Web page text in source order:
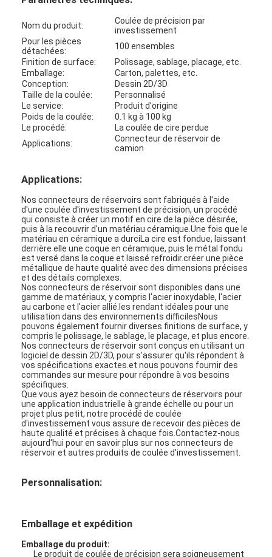
Contrôle de qualité
Contactez-nous
Bande adhésive d'isolation
Bande d'isolation de tissu en verre
Ruban adhésif de tissu en verre
Ruban adhésif de film de Polyimide
Ruban adhésif de papier d'aluminium
Bande de tissu en verre de papier d'aluminium
L'aluminium a fait face au papier d'emballage
Tissu de fibre de verre de papier d'aluminium
Bande de canevas d'aluminium
Ruban adhésif de tissu
Ruban adhésif dégrossi par double
Ruban adhésif d'ANIMAL FAMILIER
Nom du produit:
Coulée de précision par
investissement
Pour les pièces
détachées:
100 ensembles
Finition de surface:
Polissage, sablage, placage, etc.
Emballage:
Carton, palettes, etc.
Conception:
Dessin 2D/3D
Taille de la coulée:
Personnalisé
Le service:
Produit d'origine
Poids de la coulée:
0.1 kg à 100 kg
Le procédé:
La coulée de cire perdue
Applications:
Connecteur de réservoir de
camion
Applications:
Nos connecteurs de réservoirs sont fabriqués à l'aide
d'une coulée d'investissement de précision, un procédé
qui consiste à créer un motif en cire de la pièce désirée,
puis à la recouvrir d'un matériau céramique.Une fois que le
matériau en céramique a durciLa cire est fondue, laissant
derrière elle une coque en céramique, puis le métal fondu
est versé dans la coque et laissé refroidir.créer une pièce
métallique de haute qualité avec des dimensions précises
et des détails complexes.
Nos connecteurs de réservoir sont disponibles dans une
gamme de matériaux, y compris l'acier inoxydable, l'acier
au carbone et l'acier allié.les rendant idéales pour une
utilisation dans des environnements difficilesNous
pouvons également fournir diverses finitions de surface, y
compris le polissage, le sablage, le placage, et plus encore.
Nos connecteurs de réservoir sont conçus en utilisant un
logiciel de dessin 2D/3D, pour s'assurer qu'ils répondent à
vos spécifications exactes.et nous pouvons fournir des
commandes sur mesure pour répondre à vos besoins
spécifiques.
Que vous ayez besoin de connecteurs de réservoirs pour
une application industrielle à grande échelle ou pour un
projet plus petit, notre procédé de coulée
d'investissement vous assure de recevoir des pièces de
haute qualité et précises à chaque fois.Contactez-nous
aujourd'hui pour en savoir plus sur nos connecteurs de
réservoir et autres produits de coulée d'investissement.
Personnalisation:
Emballage et expédition
Emballage du produit:
Le produit de coulée de précision sera soigneusement